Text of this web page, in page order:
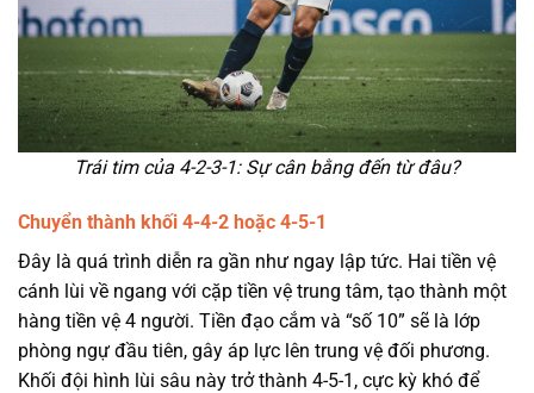
Trái tim của 4-2-3-1: Sự cân bằng đến từ đâu?
Chuyển thành khối 4-4-2 hoặc 4-5-1
Đây là quá trình diễn ra gần như ngay lập tức. Hai tiền vệ
cánh lùi về ngang với cặp tiền vệ trung tâm, tạo thành một
hàng tiền vệ 4 người. Tiền đạo cắm và “số 10” sẽ là lớp
phòng ngự đầu tiên, gây áp lực lên trung vệ đối phương.
Khối đội hình lùi sâu này trở thành 4-5-1, cực kỳ khó để